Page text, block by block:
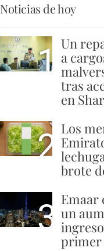
Noticias de hoy
1 Un
a
tras
en
2 Los
brote
3 Emaar
un
primer